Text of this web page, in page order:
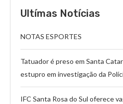
Ultímas Notícias
NOTAS ESPORTES
Tatuador é preso em Santa
estupro em investigação da
IFC Santa Rosa do Sul oferece